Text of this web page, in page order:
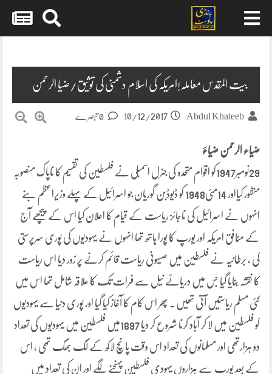
بیت المقدس معاملہ!امریکہ کی اسلام دشمنی کی توثیق/ضیا الرحمن
Abdul Khateeb
10/12/2017
ضیاء الرحمن ضیاءؔ
29نومبر1947کو اقوام متحدہ کی جنرل اسمبلی نے فلسطین کی تقسیم کا ناپاک منصوبہ
منظور کیااور 14مئی1948 کو ڈیوڈبن گوریان جو اسرائیل کے پہلے وزیراعظم بنے
انہوں نے اسرائیل کی ناجائز ریاست کے قیام کا اعلان کیا اس کے پیچھے آج
کے منافق امریکہ اور یورپ کا پورا ہاتھ تھا انہوں نے یہودیوں کی پوری سرپرستی
کی ، برطانیہ نے فلسطین میں صیہونی ریاست قائم کرنے پر زور دیا اس ریاست
کا نقشہ بنایا گیا جس میں دریائے نیل سے فرات تک کا علاقہ شامل تھا اس میں
کئی مسلم ریاستیں آتی تھیں ۔ پھر اس کام کا آغاز کیا گیا اور پوری دنیا سے یہودیوں
کو فلسطین میں لا کر آباد کرنا شروع کر دیا 1897میں فلسطین میں یہودیوں کی تعداد
دو ہزارتھی اور مسلمانوں کی تعداد اس وقت پانچ لاکھ کے لگ بھگ تھی ، اس
کے بعد یورپ سے ہزاروں یہودی فلسطین پہنچنے لگے اور ان کی تعداد میں